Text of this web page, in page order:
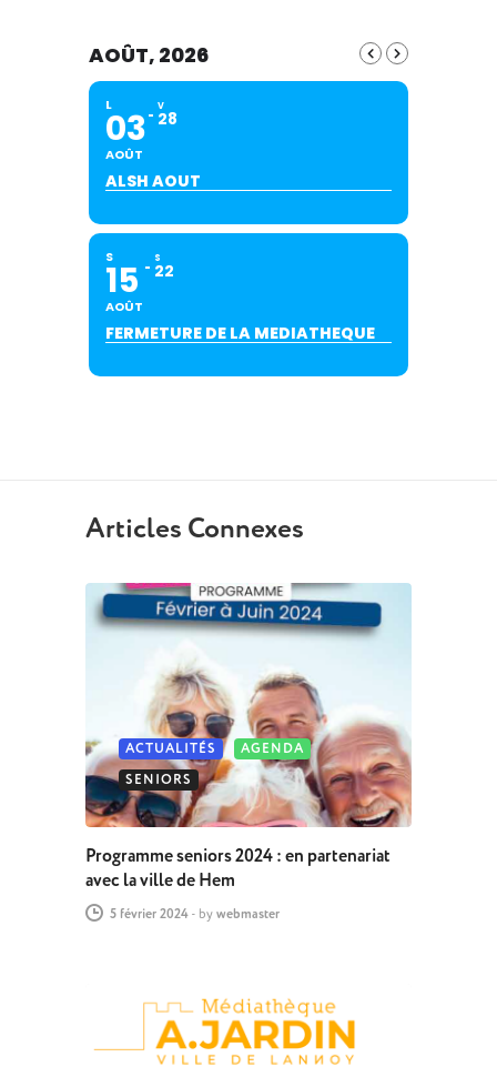
AOÛT, 2026
L
03
AOÛT
V
28
ALSH AOUT
S
15
AOÛT
S
22
FERMETURE DE LA MEDIATHEQUE
Articles Connexes
ACTUALITÉS
AGENDA
SENIORS
Programme seniors 2024 : en partenariat
avec la ville de Hem
5 février 2024- by webmaster